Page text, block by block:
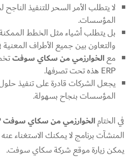
لا يتطلب الأمر السحر للتنفيذ
المؤسسات.
بل يتطلب أشياء مثل الخطط
والتعاون بين جميع الأطراف المعنية
معالخوارزمي من سكاي سوفت
ERP هذه تحت تصرفها.
يجعل الشركات قادرة على تنفيذ
المؤسسات بنجاح بسهولة.
في الختامالخوارزمي من سكاي سوفت
المنشآت برنامج لا يمكنك الاستغناء
يمكن زيارة موقع شركة سكاي سوفت.